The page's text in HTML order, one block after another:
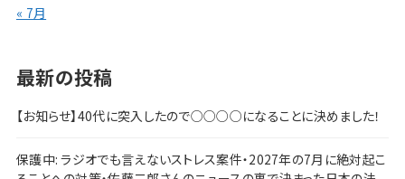
« 7月
最新の投稿
【お知らせ】40代に突入したので○○○○になることに決めました！
保護中: ラジオでも言えないストレス案件・2027年の7月に絶対起こ